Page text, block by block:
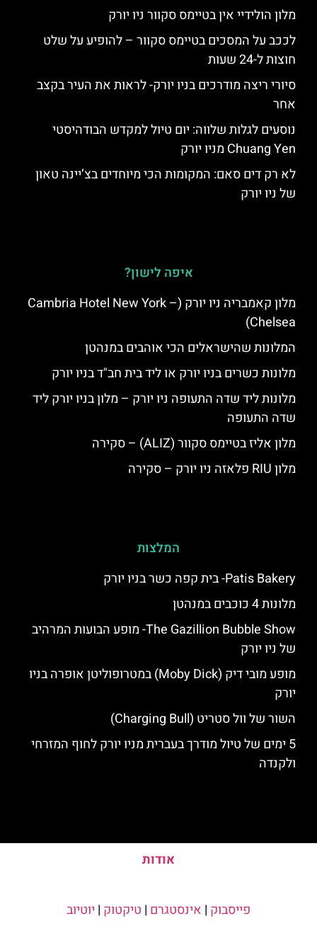
מלון הולידיי אין בטיימס סקוור ניו יורק
לככב על המסכים בטיימס סקוור – להופיע על שלט
חוצות ל-24 שעות
סיורי ריצה מודרכים בניו יורק- לראות את העיר בקצב
אחר
נוסעים לגלות שלווה: יום טיול למקדש הבודהיסטי
Chuang Yen מניו יורק
לא רק דים סאם: המקומות הכי מיוחדים בצ’יינה טאון
של ניו יורק
איפה לישון?
מלון קאמבריה ניו יורק (Cambria Hotel New York –
Chelsea)
המלונות שהישראלים הכי אוהבים במנהטן
מלונות כשרים בניו יורק או ליד בית חב"ד בניו יורק
מלונות ליד שדה התעופה ניו יורק – מלון בניו יורק ליד
שדה התעופה
מלון אליז בטיימס סקוור (ALIZ) – סקירה
מלון RIU פלאזה ניו יורק – סקירה
המלצות
Patis Bakery- בית קפה כשר בניו יורק
מלונות 4 כוכבים במנהטן
The Gazillion Bubble Show- מופע הבועות המרהיב
של ניו יורק
מופע מובי דיק (Moby Dick) במטרופוליטן אופרה בניו
יורק
השור של וול סטריט (Charging Bull)
5 ימים של טיול מודרך בעברית מניו יורק לחוף המזרחי
ולקנדה
אודות
פייסבוק | אינסטגרם | טיקטוק | יוטיוב